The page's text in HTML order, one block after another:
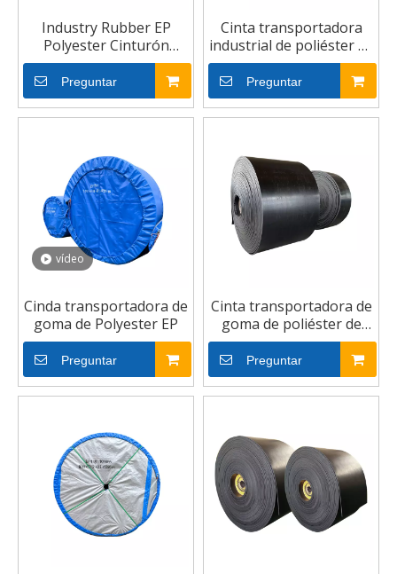
Industry Rubber EP
Polyester Cinturón
transportador
Preguntar
Cinta transportadora
industrial de poliéster de
goma
Preguntar
vídeo
Cinda transportadora de
goma de Polyester EP
Preguntar
Cinta transportadora de
goma de poliéster de
carbón de arena
Preguntar